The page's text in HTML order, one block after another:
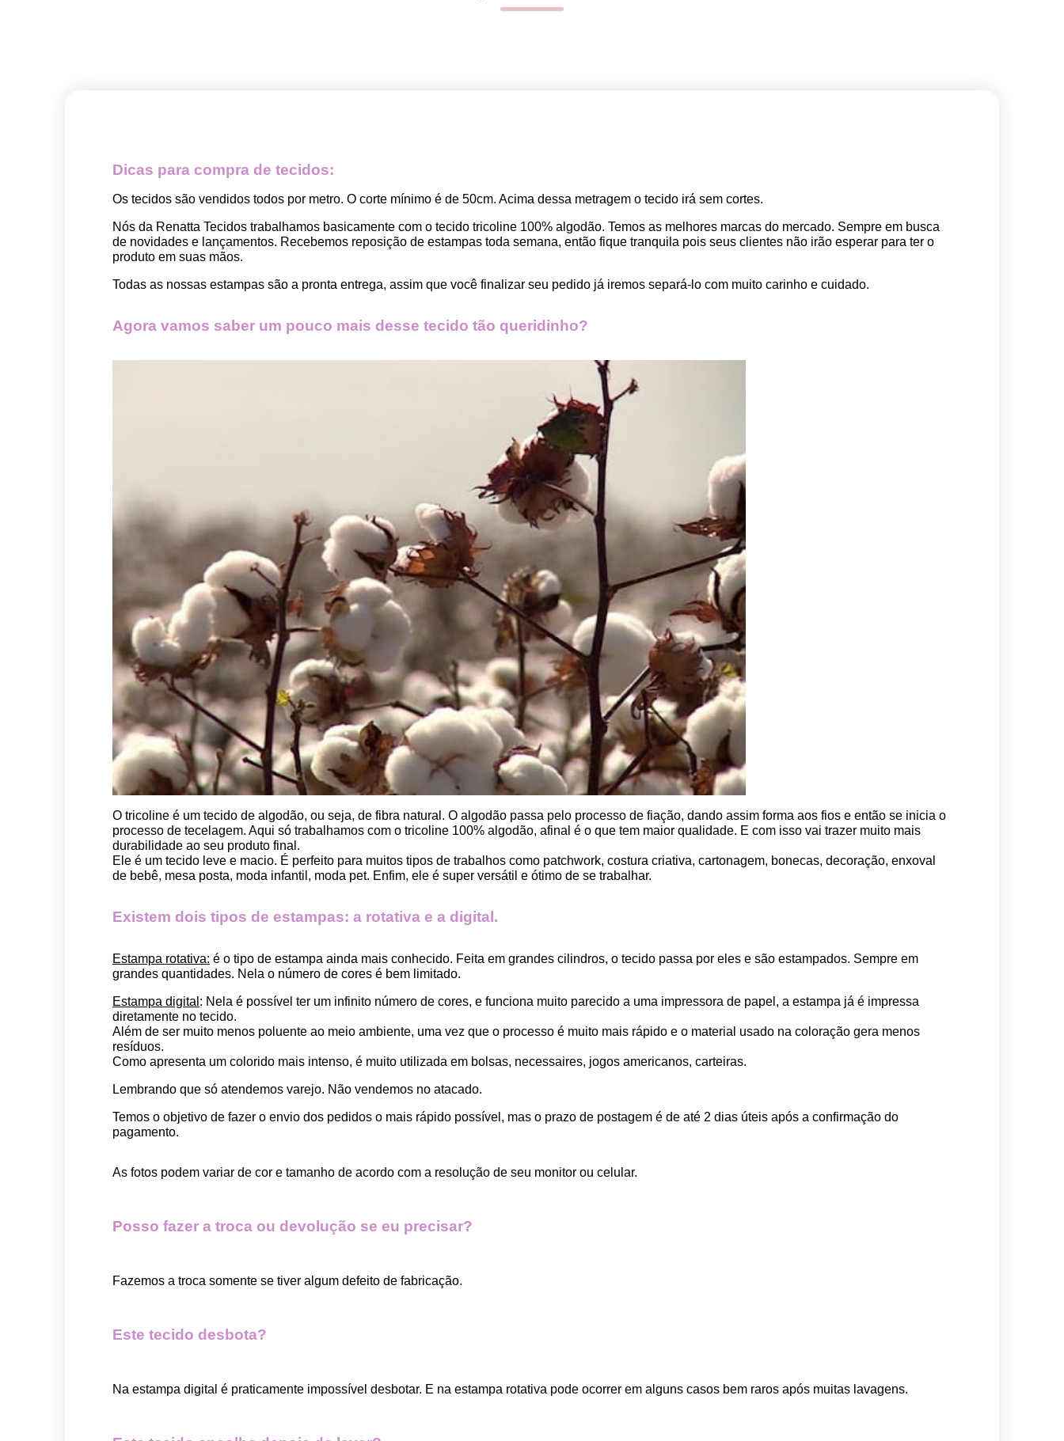
Dicas para compra de tecidos:
Os tecidos são vendidos todos por metro. O corte mínimo é de 50cm. Acima dessa metragem o tecido irá sem cortes.
Nós da Renatta Tecidos trabalhamos basicamente com o tecido tricoline 100% algodão. Temos as melhores marcas do mercado. Sempre em busca
de novidades e lançamentos. Recebemos reposição de estampas toda semana, então fique tranquila pois seus clientes não irão esperar para ter o
produto em suas mãos.
Todas as nossas estampas são a pronta entrega, assim que você finalizar seu pedido já iremos separá-lo com muito carinho e cuidado.
Agora vamos saber um pouco mais desse tecido tão queridinho?
O tricoline é um tecido de algodão, ou seja, de fibra natural. O algodão passa pelo processo de fiação, dando assim forma aos fios e então se inicia o
processo de tecelagem. Aqui só trabalhamos com o tricoline 100% algodão, afinal é o que tem maior qualidade. E com isso vai trazer muito mais
durabilidade ao seu produto final.
Ele é um tecido leve e macio. É perfeito para muitos tipos de trabalhos como patchwork, costura criativa, cartonagem, bonecas, decoração, enxoval
de bebê, mesa posta, moda infantil, moda pet. Enfim, ele é super versátil e ótimo de se trabalhar.
Existem dois tipos de estampas: a rotativa e a digital.
Estampa rotativa: é o tipo de estampa ainda mais conhecido. Feita em grandes cilindros, o tecido passa por eles e são estampados. Sempre em
grandes quantidades. Nela o número de cores é bem limitado.
Estampa digital : Nela é possível ter um infinito número de cores, e funciona muito parecido a uma impressora de papel, a estampa já é impressa
diretamente no tecido.
Além de ser muito menos poluente ao meio ambiente, uma vez que o processo é muito mais rápido e o material usado na coloração gera menos
resíduos.
Como apresenta um colorido mais intenso, é muito utilizada em bolsas, necessaires, jogos americanos, carteiras.
Lembrando que só atendemos varejo. Não vendemos no atacado.
Temos o objetivo de fazer o envio dos pedidos o mais rápido possível, mas o prazo de postagem é de até 2 dias úteis após a confirmação do
pagamento.
As fotos podem variar de cor e tamanho de acordo com a resolução de seu monitor ou celular.
Posso fazer a troca ou devolução se eu precisar?
Fazemos a troca somente se tiver algum defeito de fabricação.
Este tecido desbota?
Na estampa digital é praticamente impossível desbotar. E na estampa rotativa pode ocorrer em alguns casos bem raros após muitas lavagens.